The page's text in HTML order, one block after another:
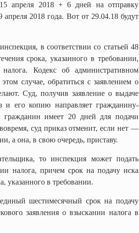
апреля 2018 + 6 дней на отправку
апреля 2018 года. Вот от 29.04.18 будут
в соответствии со статьей 48
срока, указанного в требовании,
Кодекс об административном
случае, обратиться с заявлением о
Суд, получив заявление о выдаче
и его копию направляет гражданину-
гражданин имеет 20 дней для подачи
суд приказ отменит, если нет —
а она, в свою очередь, приставу.
то инспекция может подать
налога, причем срок на подачу иска
указанного в требовании.
шестимесячный срок на подачу
заявления о взыскании налога в